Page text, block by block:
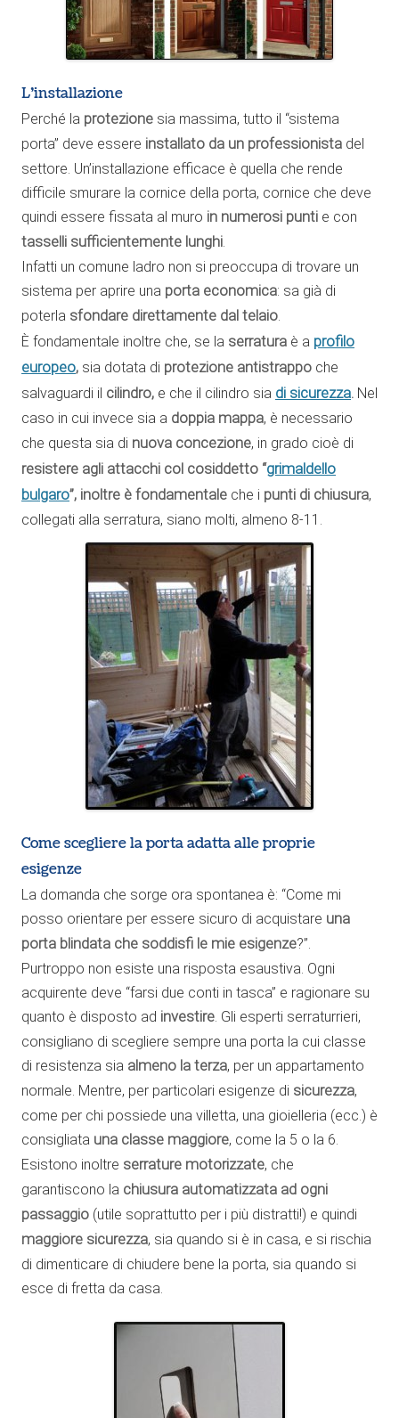
L’installazione
Perché la protezione sia massima, tutto il “sistema
porta” deve essere installato da un professionista del
settore. Un’installazione efficace è quella che rende
difficile smurare la cornice della porta, cornice che deve
quindi essere fissata al muro in numerosi punti e con
tasselli sufficientemente lunghi
Infatti un comune ladro non si preoccupa di trovare un
sistema per aprire una porta economica: sa già di
poterla sfondare direttamente dal telaio
È fondamentale inoltre che, se la serratura è a profilo
europeo, sia dotata di protezione antistrappo che
salvaguardi il cilindro, e che il cilindro sia di sicurezza. Nel
caso in cui invece sia a doppia mappa, è necessario
che questa sia di nuova concezione, in grado cioè di
resistere agli attacchi col cosiddetto “grimaldello
bulgaro”, inoltre è fondamentale che i punti di chiusura,
collegati alla serratura, siano molti, almeno 8-11.
Come scegliere la porta adatta alle proprie
esigenze
La domanda che sorge ora spontanea è: “Come mi
posso orientare per essere sicuro di acquistare una
porta blindata che soddisfi le mie esigenze?”.
Purtroppo non esiste una risposta esaustiva. Ogni
acquirente deve “farsi due conti in tasca” e ragionare su
quanto è disposto ad investire . Gli esperti serraturrieri,
consigliano di scegliere sempre una porta la cui classe
di resistenza sia almeno la terza, per un appartamento
normale. Mentre, per particolari esigenze di sicurezza,
come per chi possiede una villetta, una gioielleria (ecc.) è
consigliata una classe maggiore, come la 5 o la 6.
Esistono inoltre serrature motorizzate, che
garantiscono la chiusura automatizzata ad ogni
passaggio (utile soprattutto per i più distratti!) e quindi
maggiore sicurezza, sia quando si è in casa, e si rischia
di dimenticare di chiudere bene la porta, sia quando si
esce di fretta da casa.